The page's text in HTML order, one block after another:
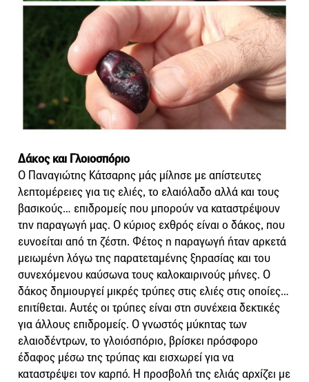
Δάκος και Γλοιοσπόριο
Ο Παναγιώτης Κάτσαρης μάς μίλησε με απίστευτες
λεπτομέρειες για τις ελιές, το ελαιόλαδο αλλά και τους
βασικούς… επιδρομείς που μπορούν να καταστρέψουν
την παραγωγή μας. Ο κύριος εχθρός είναι ο δάκος, που
ευνοείται από τη ζέστη. Φέτος η παραγωγή ήταν αρκετά
μειωμένη λόγω της παρατεταμένης ξηρασίας και του
συνεχόμενου καύσωνα τους καλοκαιρινούς μήνες. Ο
δάκος δημιουργεί μικρές τρύπες στις ελιές στις οποίες…
επιτίθεται. Αυτές οι τρύπες είναι στη συνέχεια δεκτικές
για άλλους επιδρομείς. Ο γνωστός μύκητας των
ελαιοδέντρων, το γλοιόσπόριο, βρίσκει πρόσφορο
έδαφος μέσω της τρύπας και εισχωρεί για να
καταστρέψει τον καρπό. Η προσβολή της ελιάς αρχίζει με